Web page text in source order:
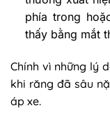
phía trong
thấy bằng mắt
Chính vì những lý
khi răng đã sâu
áp xe.